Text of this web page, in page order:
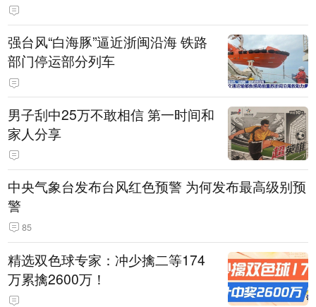
强台风“白海豚”逼近浙闽沿海 铁路
部门停运部分列车
男子刮中25万不敢相信 第一时间和
家人分享
中央气象台发布台风红色预警 为何发布最高级别预
警
85
精选双色球专家：冲少擒二等174
万累擒2600万！